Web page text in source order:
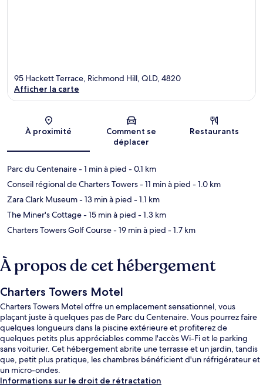
Carte
95 Hackett Terrace, Richmond Hill, QLD, 4820
Afficher la carte
À proximité
Comment se
déplacer
Restaurants
Parc du Centenaire- 1 min à pied - 0.1 km
Conseil régional de Charters Towers- 11 min à pied - 1.0 km
Zara Clark Museum- 13 min à pied - 1.1 km
The Miner's Cottage- 15 min à pied - 1.3 km
Charters Towers Golf Course- 19 min à pied - 1.7 km
À propos de cet hébergement
Charters Towers Motel
Charters Towers Motel offre un emplacement sensationnel, vous
plaçant juste à quelques pas de Parc du Centenaire. Vous pourrez faire
quelques longueurs dans la piscine extérieure et profiterez de
quelques petits plus appréciables comme l'accès Wi-Fi et le parking
sans voiturier. Cet hébergement abrite une terrasse et un jardin, tandis
que, petit plus pratique, les chambres bénéficient d'un réfrigérateur et
un micro-ondes.
Informations sur le droit de rétractation